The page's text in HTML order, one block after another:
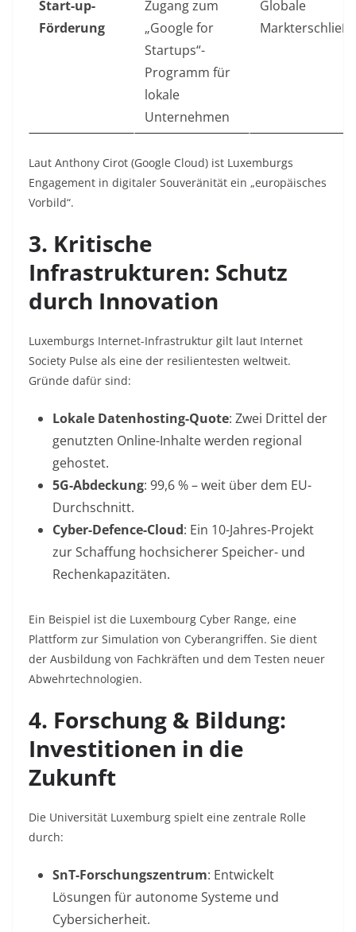
Start-up-
Förderung
Zugang zum
„Google for
Startups“-
Programm für
lokale
Unternehmen
Globale
Laut Anthony Cirot (Google Cloud) ist Luxemburgs
Engagement in digitaler Souveränität ein „europäisches
Vorbild“.
3. Kritische
Infrastrukturen: Schutz
durch Innovation
Luxemburgs Internet-Infrastruktur gilt laut Internet
Society Pulse als eine der resilientesten weltweit.
Gründe dafür sind:
Lokale Datenhosting-Quote: Zwei Drittel der
genutzten Online-Inhalte werden regional
gehostet.
5G-Abdeckung: 99,6 % – weit über dem EU-
Durchschnitt.
Cyber-Defence-Cloud: Ein 10-Jahres-Projekt
zur Schaffung hochsicherer Speicher- und
Rechenkapazitäten.
Ein Beispiel ist die Luxembourg Cyber Range, eine
Plattform zur Simulation von Cyberangriffen. Sie dient
der Ausbildung von Fachkräften und dem Testen neuer
Abwehrtechnologien.
4. Forschung & Bildung:
Investitionen in die
Zukunft
Die Universität Luxemburg spielt eine zentrale Rolle
durch:
SnT-Forschungszentrum: Entwickelt
Lösungen für autonome Systeme und
Cybersicherheit.